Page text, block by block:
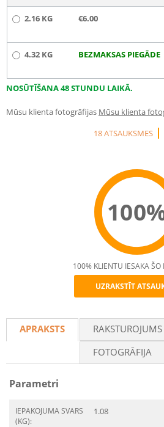
2.16 KG €6.00
4.32 KG BEZMAKSAS PIEGĀDE
NOSŪTĪŠANA 48 STUNDU LAIKĀ.
Mūsu klienta fotogrāfijas Mūsu klienta
18 ATSAUKSMES
100% KLIENTU IESAKA ŠO
UZRAKSTĪT
APRAKSTS RAKSTUROJUMS
FOTOGRĀFIJA
Parametri
IEPAKOJUMA SVARS
(KG):
1.08